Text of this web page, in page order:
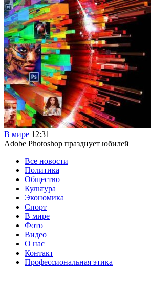
В мире 12:31
Adobe Photoshop празднует юбилей
Все новости
Политика
Общество
Культура
Экономика
Спорт
В мире
Фото
Видео
О нас
Контакт
Профессиональная этика